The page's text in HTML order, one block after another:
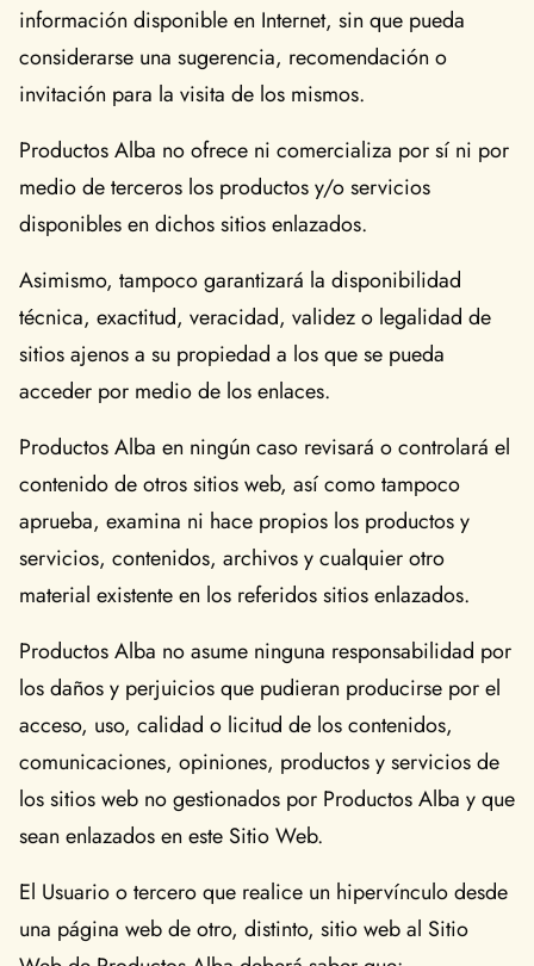
información disponible en Internet, sin que pueda
considerarse una sugerencia, recomendación o
invitación para la visita de los mismos.
Productos Alba no ofrece ni comercializa por sí ni por
medio de terceros los productos y/o servicios
disponibles en dichos sitios enlazados.
Asimismo, tampoco garantizará la disponibilidad
técnica, exactitud, veracidad, validez o legalidad de
sitios ajenos a su propiedad a los que se pueda
acceder por medio de los enlaces.
Productos Alba en ningún caso revisará o controlará el
contenido de otros sitios web, así como tampoco
aprueba, examina ni hace propios los productos y
servicios, contenidos, archivos y cualquier otro
material existente en los referidos sitios enlazados.
Productos Alba no asume ninguna responsabilidad por
los daños y perjuicios que pudieran producirse por el
acceso, uso, calidad o licitud de los contenidos,
comunicaciones, opiniones, productos y servicios de
los sitios web no gestionados por Productos Alba y que
sean enlazados en este Sitio Web.
El Usuario o tercero que realice un hipervínculo desde
una página web de otro, distinto, sitio web al Sitio